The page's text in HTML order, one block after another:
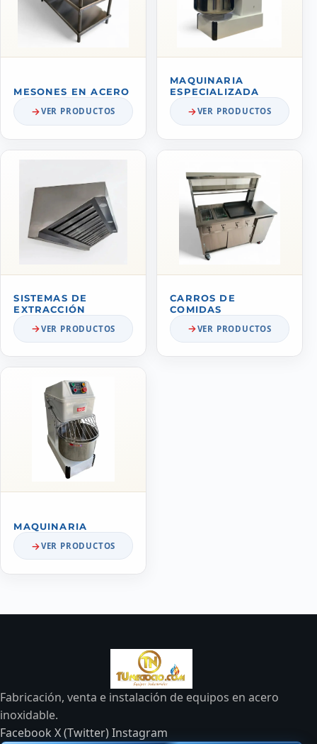
MESONES EN ACERO
VER PRODUCTOS
MAQUINARIA
ESPECIALIZADA
VER PRODUCTOS
SISTEMAS DE
EXTRACCIÓN
VER PRODUCTOS
CARROS DE
COMIDAS
VER PRODUCTOS
MAQUINARIA
VER PRODUCTOS
Fabricación, venta e instalación de equipos en acero
inoxidable.
FacebookX (Twitter)Instagram